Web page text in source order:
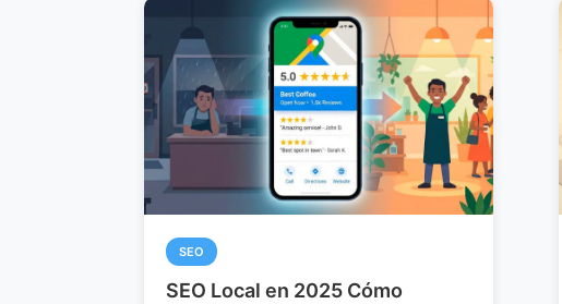
SEO
Cómo Aparecer en los Primeros